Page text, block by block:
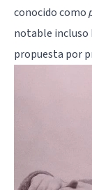
conocido como
notable incluso
propuesta por